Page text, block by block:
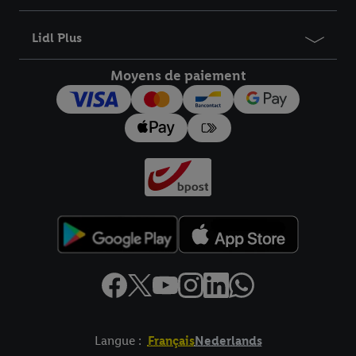
Lidl Plus
Moyens de paiement
Langue : FrançaisNederlands
informations sur la durée de conservation des données et votre
pour l’avenir dans notre
déclaration relative à la protection des